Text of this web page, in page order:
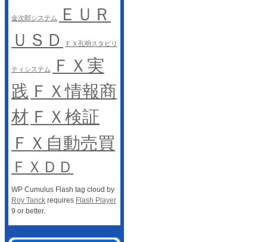
金次郎システム
ＥＵＲ
ＵＳＤ
ＦＸ孔明スタビリ
ティシステム
ＦＸ実
践 ＦＸ情報商
材 ＦＸ検証
ＦＸ自動売買
ＦＸＤＤ
WP Cumulus Flash tag cloud by
Roy Tanck requires Flash Player
9 or better.